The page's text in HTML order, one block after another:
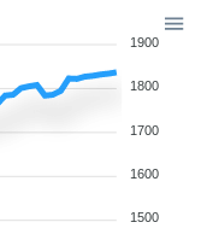
1900
1800
1700
1600
1500